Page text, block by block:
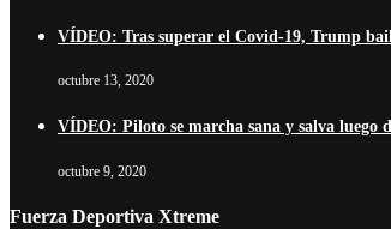
VÍDEO: Tras superar el Covid-19, Trump
octubre 13, 2020
VÍDEO: Piloto se marcha sana y salva luego
octubre 9, 2020
Fuerza Deportiva Xtreme